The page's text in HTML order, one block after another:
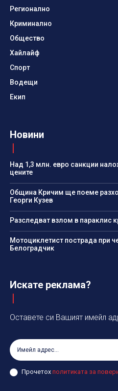
Регионално
Криминално
Общество
Хайлайф
Спорт
Водещи
Екип
Новини
Над 1,3 млн. евро санкции
цените
Община Кричим ще поеме
Георги Кузев
Разследват взлом в параклис
Мотоциклетист пострада при
Белоградчик
Искате реклама?
Оставете си Вашият имейл
Прочетох политиката за